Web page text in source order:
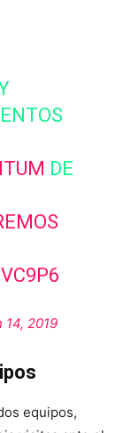
DE
14, 2019
equipos,